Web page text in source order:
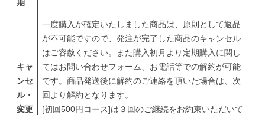
期
キャ
ンセ
ル・
変更
一度購入が確定いたしました商品は、原則として返品
が不可能ですので、発注が完了した商品のキャンセル
はご容赦ください。また購入初月より定期購入に関し
てはお問い合わせフォーム、お電話等での解約が可能
です。商品発送後に解約のご連絡を頂いた場合は、次
回より解約となります。
[初回500円コース]は３回のご継続をお約束いただいて